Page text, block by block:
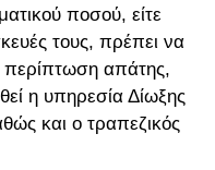
ποσού, είτε
τους, πρέπει να
απάτης,
η υπηρεσία Δίωξης
και ο τραπεζικός